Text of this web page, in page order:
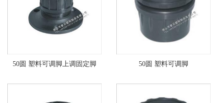
50圆 塑料可调脚上调固定脚 50圆 塑料可调脚